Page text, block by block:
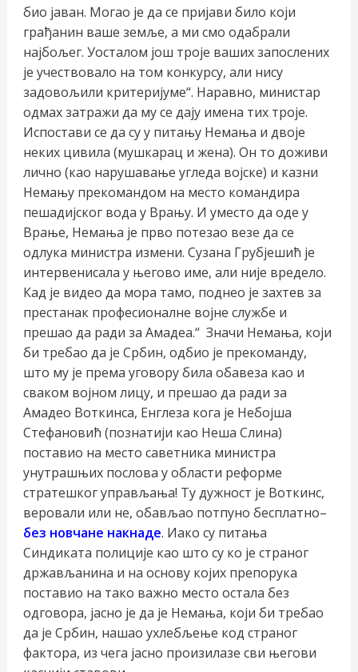
био јаван. Могао је да се пријави било који
грађанин ваше земље, а ми смо одабрали
најбољег. Уосталом још троје ваших запослених
је учествовало на том конкурсу, али нису
задовољили критеријуме“. Наравно, министар
одмах затражи да му се дају имена тих троје.
Испостави се да су у питању Немања и двоје
неких цивила (мушкарац и жена). Он то доживи
лично (као нарушавање угледа војске) и казни
Немању прекомандом на место командира
пешадијског вода у Врању. И уместо да оде у
Врање, Немања је прво потезао везе да се
одлука министра измени. Сузана Грубјешић је
интервенисала у његово име, али није вредело.
Кад је видео да мора тамо, поднео је захтев за
престанак професионалне војне службе и
прешао да ради за Амадеа.“ Значи Немања, који
би требао да је Србин, одбио је прекоманду,
што му је према уговору била обавеза као и
сваком војном лицу, и прешао да ради за
Амадео Воткинса, Енглеза кога је Небојша
Стефановић (познатији као Неша Слина)
поставио на место саветника министра
унутрашњих послова у области реформе
стратешког управљања! Ту дужност је Воткинс,
веровали или не, обављао потпуно бесплатно–
без новчане накнаде. Иако су питања
Синдиката полиције као што су ко је страног
држављанина и на основу којих препорука
поставио на тако важно место остала без
одговора, јасно је да је Немања, који би требао
да је Србин, нашао ухлебљење код страног
фактора, из чега јасно произилазе сви његови